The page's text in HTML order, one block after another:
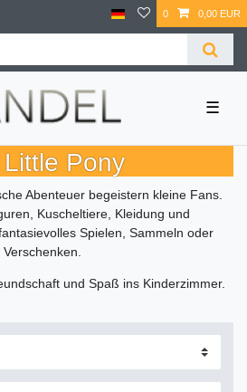
0 0,00 EUR
☰
Little Pony
Abenteuer begeistern kleine Fans.
Kuscheltiere, Kleidung und
Spielen, Sammeln oder
Verschenken.
und Spaß ins Kinderzimmer.